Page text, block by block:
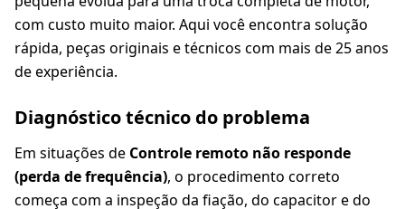
com custo muito maior. Aqui você encontra solução
rápida, peças originais e técnicos com mais de 25 anos
de experiência.
Diagnóstico técnico do problema
Em situações de Controle remoto não responde
(perda de frequência), o procedimento correto
começa com a inspeção da fiação, do capacitor e do